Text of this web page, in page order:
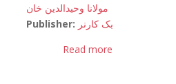
مولانا وحیدالدین خان
Publisher: بک کارنر
Read more